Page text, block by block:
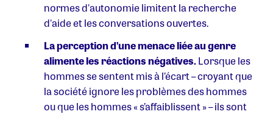
normes d'autonomie limitent la recherche
d'aide et les conversations ouvertes.
La perception d’une menace liée au genre
alimente les réactions négatives.Lorsque les
hommes se sentent mis à l’écart – croyant que
la société ignore les problèmes des hommes
ou que les hommes « s’affaiblissent » – ils sont